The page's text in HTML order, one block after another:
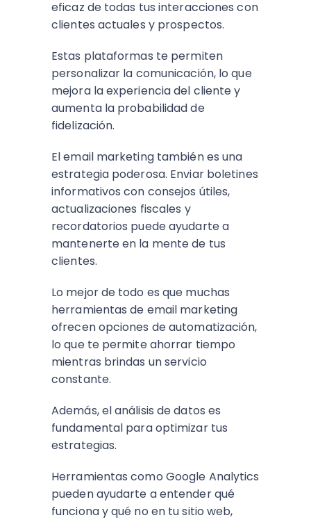
eficaz de todas tus interacciones con
clientes actuales y prospectos.
Estas plataformas te permiten
personalizar la comunicación, lo que
mejora la experiencia del cliente y
aumenta la probabilidad de
fidelización.
El email marketing también es una
estrategia poderosa. Enviar boletines
informativos con consejos útiles,
actualizaciones fiscales y
recordatorios puede ayudarte a
mantenerte en la mente de tus
clientes.
Lo mejor de todo es que muchas
herramientas de email marketing
ofrecen opciones de automatización,
lo que te permite ahorrar tiempo
mientras brindas un servicio
constante.
Además, el análisis de datos es
fundamental para optimizar tus
estrategias.
Herramientas como Google Analytics
pueden ayudarte a entender qué
funciona y qué no en tu sitio web,